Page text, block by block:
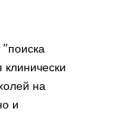
"поиска
на
и